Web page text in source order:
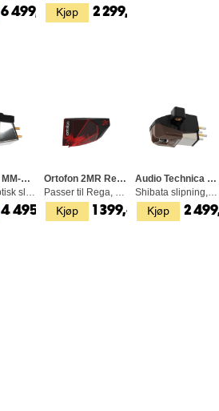
6 499,- Kjøp 2 299,-
Rega Nd5, MM-Pickup
Naken elliptisk slipning, moving magnet
4 495,- Kjøp
Ortofon 2MR Red, MM-Pickup
Passer til Rega, Elliptisk slipning
1 399,- Kjøp
Audio Technica AT-VM 95 SH, MM-Pickup
Shibata slipning, moving magnet
2